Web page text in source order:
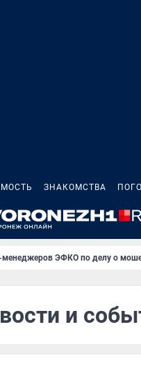
ЗНАКОМСТВА
менеджеров ЭФКО по делу о
и